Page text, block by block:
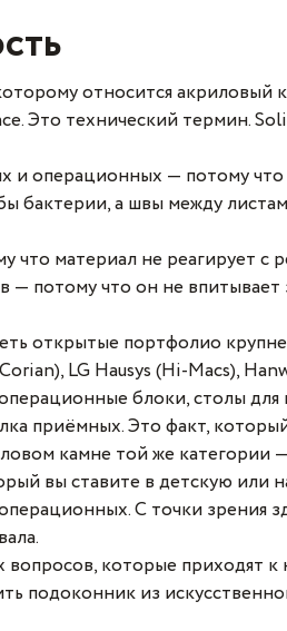
относится
Это технический термин.
и операционных — потому
бактерии, а швы между
что материал не реагирует с
— потому что он не впитывает
открытые портфолио
LG Hausys (Hi-Macs),
блоки, столы
приёмных. Это факт,
камне той же категории
вы ставите в детскую или
С точки зрения
которые приходят
подоконник из